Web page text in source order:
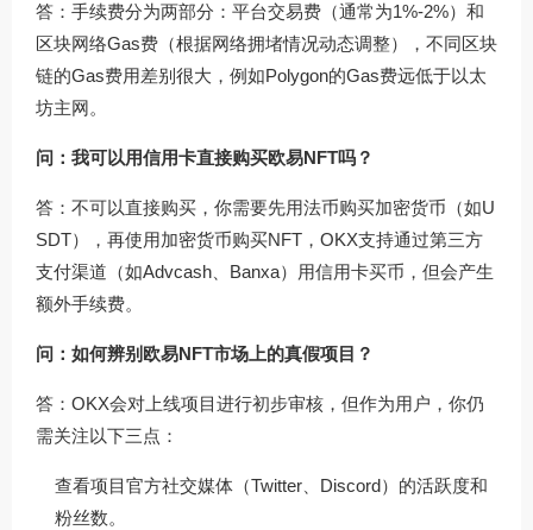
答：手续费分为两部分：平台交易费（通常为1%-2%）和
区块网络Gas费（根据网络拥堵情况动态调整），不同区块
链的Gas费用差别很大，例如Polygon的Gas费远低于以太
坊主网。
问：我可以用信用卡直接购买欧易NFT吗？
答：不可以直接购买，你需要先用法币购买加密货币（如U
SDT），再使用加密货币购买NFT，OKX支持通过第三方
支付渠道（如Advcash、Banxa）用信用卡买币，但会产生
额外手续费。
问：如何辨别欧易NFT市场上的真假项目？
答：OKX会对上线项目进行初步审核，但作为用户，你仍
需关注以下三点：
查看项目官方社交媒体（Twitter、Discord）的活跃度和
粉丝数。